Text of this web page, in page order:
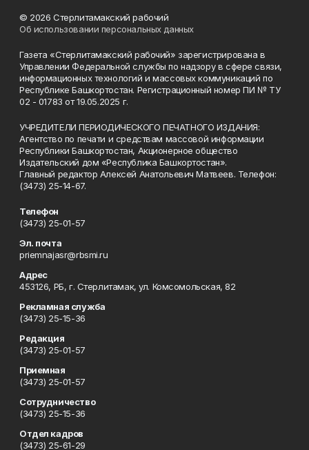
© 2026 Стерлитамакский рабочий
Об использовании персональных данных
Газета «Стерлитамакский рабочий» зарегистрирована в
Управлении Федеральной службы по надзору в сфере связи,
информационных технологий и массовых коммуникаций по
Республике Башкортостан. Регистрационный номер ПИ № ТУ
02 - 01783 от 19.05.2025 г.
УЧРЕДИТЕЛИ ПЕРИОДИЧЕСКОГО ПЕЧАТНОГО ИЗДАНИЯ:
Агентство по печати и средствам массовой информации
Республики Башкортостан, Акционерное общество
Издательский дом «Республика Башкортостан».
Главный редактор Алексей Анатольевич Матвеев. Телефон:
(3473) 25-14-67.
Телефон
(3473) 25-01-57
Эл. почта
priemnajasr@rbsmi.ru
Адрес
453126, РБ, г. Стерлитамак, ул. Комсомольская, 82
Рекламная служба
(3473) 25-15-36
Редакция
(3473) 25-01-57
Приемная
(3473) 25-01-57
Сотрудничество
(3473) 25-15-36
Отдел кадров
(3473) 25-61-29